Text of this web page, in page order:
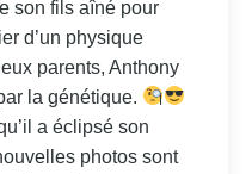
son fils aîné pour
d’un physique
parents, Anthony
la génétique.
a éclipsé son
photos sont